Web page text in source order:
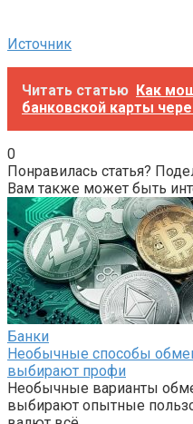
Источник
Читать статью Как
банковской карты
0
Понравилась статья?
Вам также может быть
Банки
Необычные способы
выбирают профи
Необычные варианты
выбирают опытные